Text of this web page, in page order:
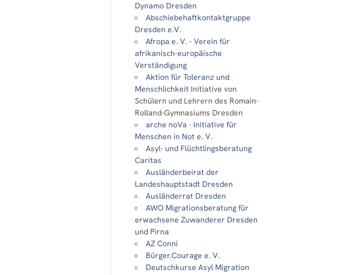
Dynamo Dresden
Abschiebehaftkontaktgruppe
Dresden e.V.
Afropa e. V. - Verein für
afrikanisch-europäische
Verständigung
Aktion für Toleranz und
Menschlichkeit Initiative von
Schülern und Lehrern des Romain-
Rolland-Gymnasiums Dresden
arche noVa - Initiative für
Menschen in Not e. V.
Asyl- und Flüchtlingsberatung
Caritas
Ausländerbeirat der
Landeshauptstadt Dresden
Ausländerrat Dresden
AWO Migrationsberatung für
erwachsene Zuwanderer Dresden
und Pirna
AZ Conni
Bürger.Courage e. V.
Deutschkurse Asyl Migration